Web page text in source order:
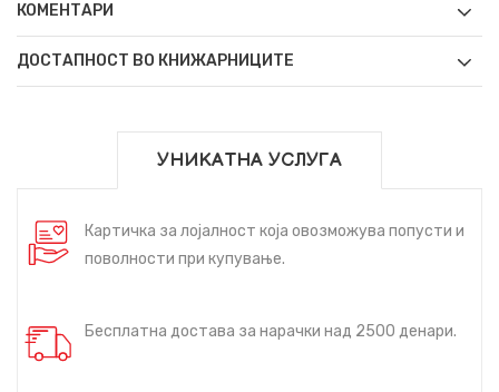
КОМЕНТАРИ
ДОСТАПНОСТ ВО КНИЖАРНИЦИТЕ
УНИКАТНА УСЛУГА
Картичка за лојалност која овозможува попусти и
поволности при купување.
Бесплатна достава за нарачки над 2500 денари.